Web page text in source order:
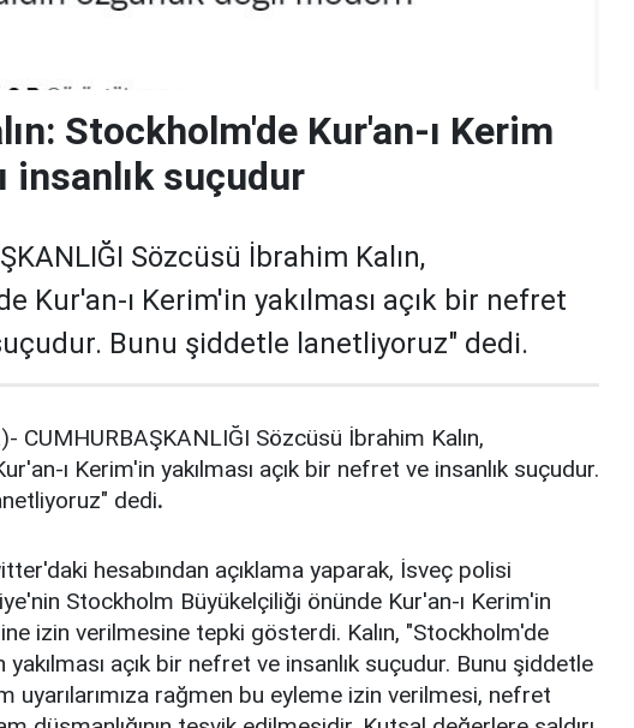
Stockholm'de Kur'an-ı Kerim
insanlık suçudur
Sözcüsü İbrahim Kalın,
Kur'an-ı Kerim'in yakılması açık bir nefret
Bunu şiddetle lanetliyoruz" dedi.
CUMHURBAŞKANLIĞI Sözcüsü İbrahim Kalın,
ı Kerim'in yakılması açık bir nefret ve insanlık suçudur.
dedi.
hesabından açıklama yaparak, İsveç polisi
Stockholm Büyükelçiliği önünde Kur'an-ı Kerim'in
izin verilmesine tepki gösterdi. Kalın, "Stockholm'de
yakılması açık bir nefret ve insanlık suçudur. Bunu şiddetle
uyarılarımıza rağmen bu eyleme izin verilmesi, nefret